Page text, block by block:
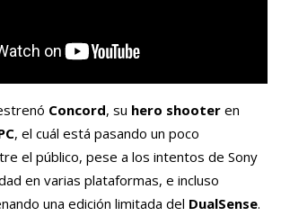
Concord, su hero shooter en
, el cuál está pasando un poco
el público, pese a los intentos de Sony
en varias plataformas, e incluso
una edición limitada del DualSense.